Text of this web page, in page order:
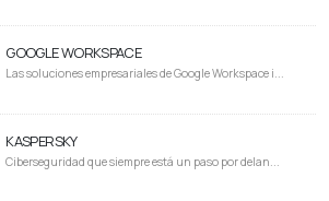
GOOGLE WORKSPACE
Las soluciones empresariales de Google Workspace i...
KASPERSKY
Ciberseguridad que siempre está un paso por delan...